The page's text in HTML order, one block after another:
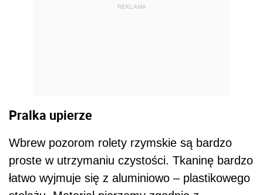
REKLAMA
Pralka upierze
Wbrew pozorom rolety rzymskie są bardzo
proste w utrzymaniu czystości. Tkaninę bardzo
łatwo wyjmuje się z aluminiowo – plastikowego